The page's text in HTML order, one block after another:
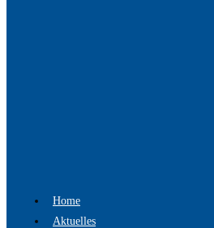
Home
Aktuelles